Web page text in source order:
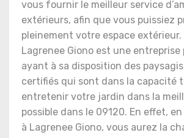
vous fournir le meilleur service
extérieurs, afin que vous puissiez
pleinement votre espace extérieur.
Lagrenee Giono est une entreprise
ayant à sa disposition des
certifiés qui sont dans la capacité
entretenir votre jardin dans la
possible dans le 09120. En effet,
à Lagrenee Giono, vous aurez la